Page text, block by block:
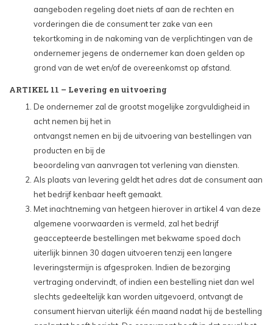
aangeboden regeling doet niets af aan de rechten en
vorderingen die de consument ter zake van een
tekortkoming in de nakoming van de verplichtingen van de
ondernemer jegens de ondernemer kan doen gelden op
grond van de wet en/of de overeenkomst op afstand.
ARTIKEL 11 – Levering en uitvoering
De ondernemer zal de grootst mogelijke zorgvuldigheid in
acht nemen bij het in
ontvangst nemen en bij de uitvoering van bestellingen van
producten en bij de
beoordeling van aanvragen tot verlening van diensten.
Als plaats van levering geldt het adres dat de consument aan
het bedrijf kenbaar heeft gemaakt.
Met inachtneming van hetgeen hierover in artikel 4 van deze
algemene voorwaarden is vermeld, zal het bedrijf
geaccepteerde bestellingen met bekwame spoed doch
uiterlijk binnen 30 dagen uitvoeren tenzij een langere
leveringstermijn is afgesproken. Indien de bezorging
vertraging ondervindt, of indien een bestelling niet dan wel
slechts gedeeltelijk kan worden uitgevoerd, ontvangt de
consument hiervan uiterlijk één maand nadat hij de bestelling